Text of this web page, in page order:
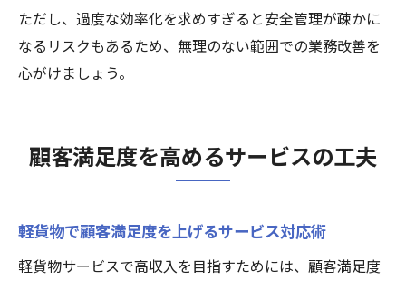
ただし、過度な効率化を求めすぎると安全管理が疎かに
なるリスクもあるため、無理のない範囲での業務改善を
心がけましょう。
顧客満足度を高めるサービスの工夫
軽貨物で顧客満足度を上げるサービス対応術
軽貨物サービスで高収入を目指すためには、顧客満足度